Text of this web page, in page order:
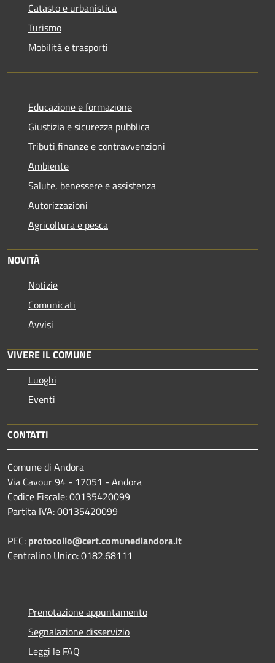
Catasto e urbanistica
Turismo
Mobilità e trasporti
Educazione e formazione
Giustizia e sicurezza pubblica
Tributi,finanze e contravvenzioni
Ambiente
Salute, benessere e assistenza
Autorizzazioni
Agricoltura e pesca
NOVITÀ
Notizie
Comunicati
Avvisi
VIVERE IL COMUNE
Luoghi
Eventi
CONTATTI
Comune di Andora
Via Cavour 94 - 17051 - Andora
Codice Fiscale: 00135420099
Partita IVA: 00135420099
PEC: protocollo@cert.comunediandora.it
Centralino Unico: 0182.68111
Prenotazione appuntamento
Segnalazione disservizio
Leggi le FAQ